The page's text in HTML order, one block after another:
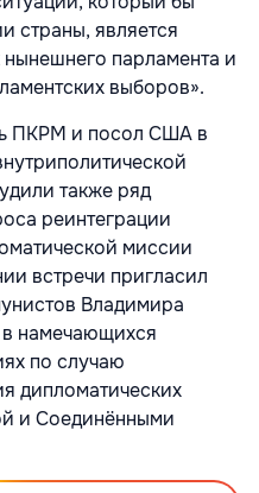
страны, является
парламента и
выборов».
ПКРМ и посол США в
также ряд
реинтеграции
миссии
встречи пригласил
Владимира
в намечающихся
по случаю
дипломатических
и Соединёнными